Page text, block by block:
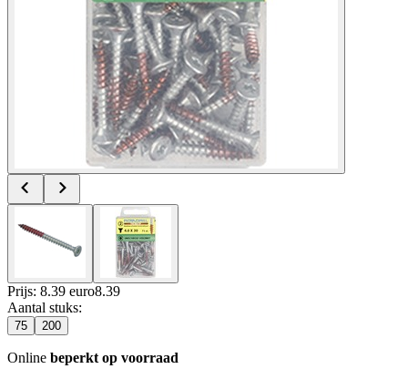
Prijs: 8.39 euro8.39
Aantal stuks:
75 200
Online beperkt op voorraad